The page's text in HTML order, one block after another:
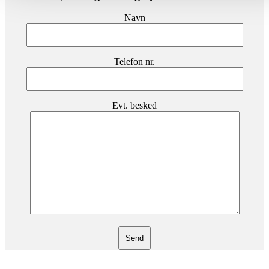
Navn
Telefon nr.
Evt. besked